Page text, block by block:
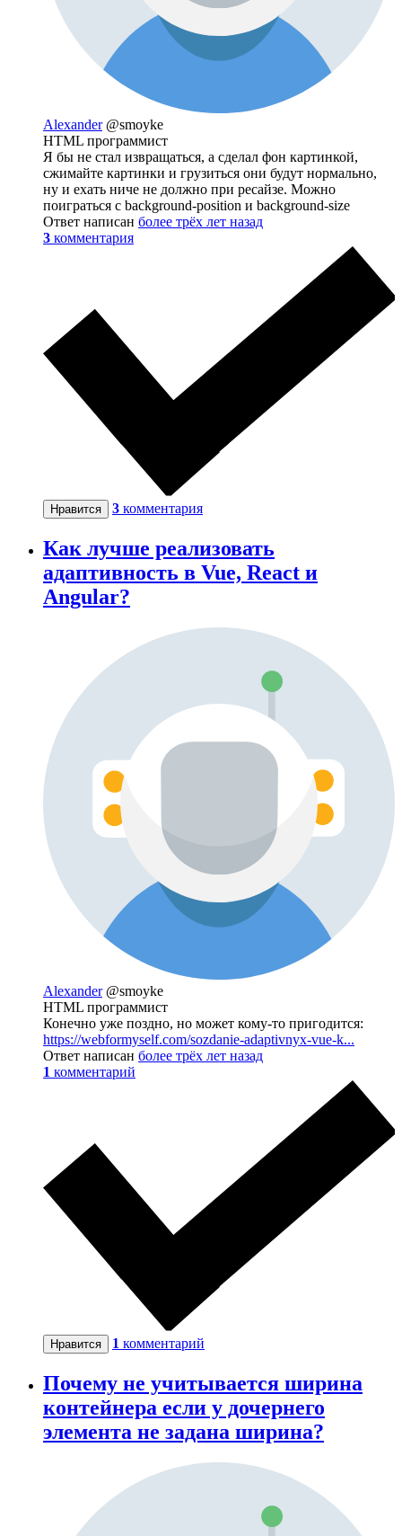
Alexander @smoyke
HTML программист
Я бы не стал извращаться, а сделал фон картинкой,
сжимайте картинки и грузиться они будут нормально,
ну и ехать ниче не должно при ресайзе. Можно
поиграться с background-position и background-size
Ответ написан более трёх лет назад
3 комментария
Нравится 3 комментария
Как лучше реализовать
адаптивность в Vue, React и
Angular?
Alexander @smoyke
HTML программист
Конечно уже поздно, но может кому-то пригодится:
https://webformyself.com/sozdanie-adaptivnyx-vue-k...
Ответ написан более трёх лет назад
1 комментарий
Нравится 1 комментарий
Почему не учитывается ширина
контейнера если у дочернего
элемента не задана ширина?